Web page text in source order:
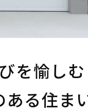
を愉しむ
ある住ま